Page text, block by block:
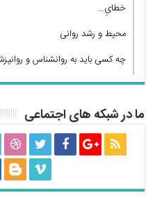
خطایِ…
محیط و رشد روانی
چه کسی باید به روانشناس و
ما در شبکه های اجتماعی